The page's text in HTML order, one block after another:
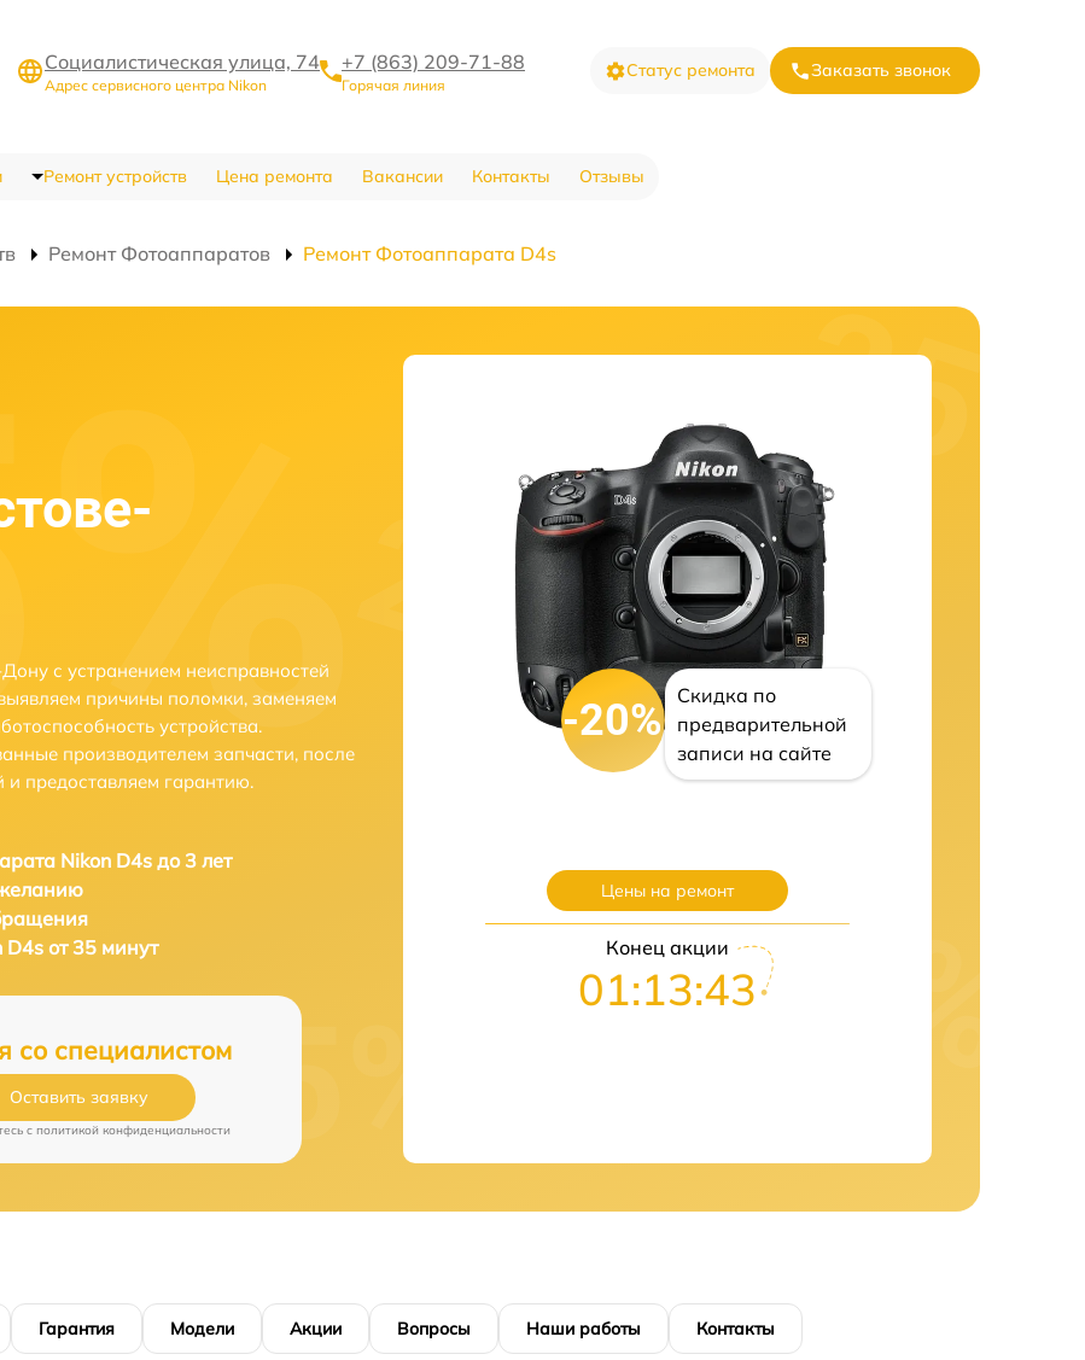
Социалистическая улица, 74
Адрес сервисного центра Nikon
+7 (863) 209-71-88
Горячая линия
Статус ремонта Заказать звонок
Ремонт устройств Цена ремонта Вакансии Контакты Отзывы
Ремонт Фотоаппаратов Ремонт Фотоаппарата D4s
с устранением неисправностей
причины поломки, заменяем
устройства.
производителем запчасти, после
предоставляем гарантию.
Nikon D4s до 3 лет
от 35 минут
со специалистом
Оставить заявку
c политикой конфиденциальности
-20%
Скидка по
предварительной
записи на сайте
Цены на ремонт
Конец акции
01:13:42
Гарантия Модели Акции Вопросы Наши работы Контакты